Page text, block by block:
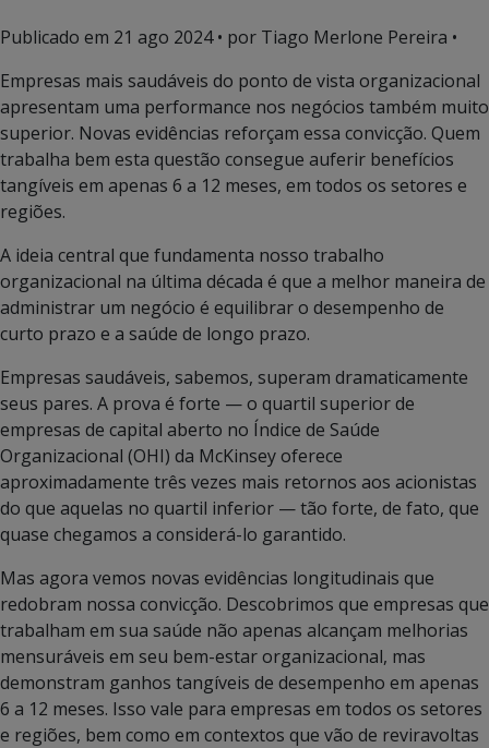
Publicado em 21 ago 2024• por Tiago Merlone Pereira •
Empresas mais saudáveis do ponto de vista organizacional
apresentam uma performance nos negócios também muito
superior. Novas evidências reforçam essa convicção. Quem
trabalha bem esta questão consegue auferir benefícios
tangíveis em apenas 6 a 12 meses, em todos os setores e
regiões.
A ideia central que fundamenta nosso trabalho
organizacional na última década é que a melhor maneira de
administrar um negócio é equilibrar o desempenho de
curto prazo e a saúde de longo prazo.
Empresas saudáveis, sabemos, superam dramaticamente
seus pares. A prova é forte — o quartil superior de
empresas de capital aberto no Índice de Saúde
Organizacional (OHI) da McKinsey oferece
aproximadamente três vezes mais retornos aos acionistas
do que aquelas no quartil inferior — tão forte, de fato, que
quase chegamos a considerá-lo garantido.
Mas agora vemos novas evidências longitudinais que
redobram nossa convicção. Descobrimos que empresas que
trabalham em sua saúde não apenas alcançam melhorias
mensuráveis ​​em seu bem-estar organizacional, mas
demonstram ganhos tangíveis de desempenho em apenas
6 a 12 meses. Isso vale para empresas em todos os setores
e regiões, bem como em contextos que vão de reviravoltas